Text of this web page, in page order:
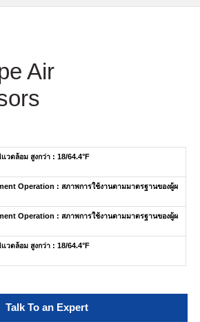
Air
วดล้อม สูงกว่า : 18/64.4°F
Operation : สภาพการใช้งานตามมาตรฐานของผู้ผ
Operation : สภาพการใช้งานตามมาตรฐานของผู้ผ
วดล้อม สูงกว่า : 18/64.4°F
Talk To an Expert